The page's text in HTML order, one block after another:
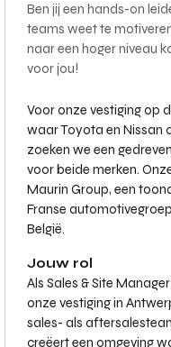
Ben jij een hands-on
teams weet te
naar een hoger niveau
voor jou!
Voor onze vestiging op
waar Toyota en Nissan
zoeken we een
voor beide merken.
Maurin Group, een
Franse
België.
Jouw rol
Als Sales & Site
onze vestiging in
sales- als
creëert een omgeving